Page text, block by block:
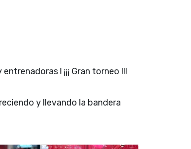
! ¡¡¡ Gran torneo !!!
y llevando la bandera